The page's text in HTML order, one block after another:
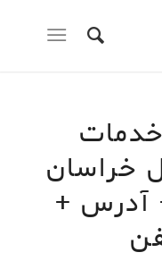
خراسان
آدرس +